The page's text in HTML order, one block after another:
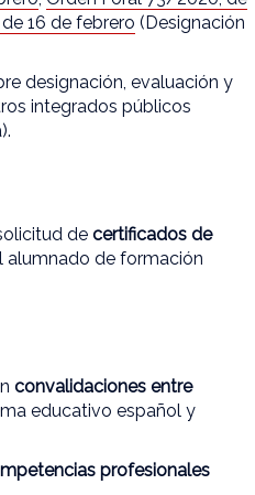
16 de febrero (Designación
designación, evaluación y
integrados públicos
de certificados de
alumnado de formación
convalidaciones entre
educativo español y
profesionales